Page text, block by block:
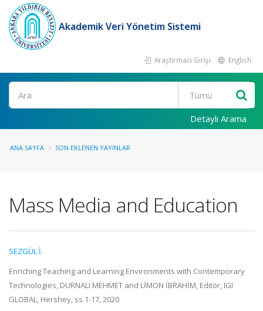
Akademik Veri Yönetim Sistemi
Araştırmacı Girişi English
Ara
Detaylı Arama
ANA SAYFA SON EKLENEN YAYINLAR
Mass Media and Education
SEZGÜL İ.
Enriching Teaching and Learning Environments with Contemporary
Technologies, DURNALI MEHMET and LİMON İBRAHİM, Editör, IGI
GLOBAL, Hershey, ss.1-17, 2020